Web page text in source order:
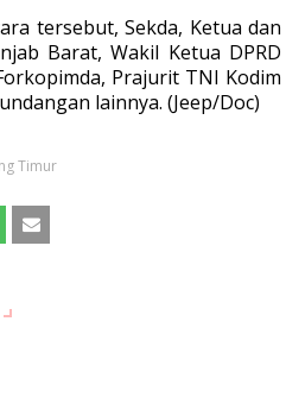
tersebut, Sekda, Ketua dan
Barat, Wakil Ketua DPRD
Prajurit TNI Kodim
lainnya. (Jeep/Doc)
Timur